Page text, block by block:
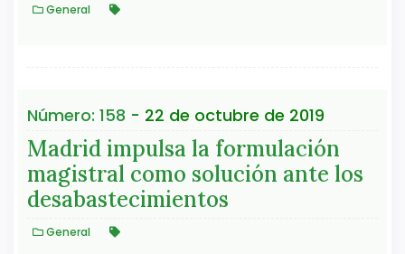
General
Número: 158 - 22 de octubre de 2019
Madrid impulsa la formulación
magistral como solución ante los
desabastecimientos
General